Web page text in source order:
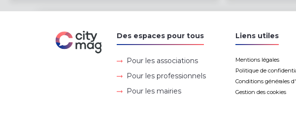
Des espaces pour tous
Pour les associations
Pour les professionnels
Pour les mairies
Liens utiles
Mentions légales
Politique de
Conditions générales
Gestion des cookies